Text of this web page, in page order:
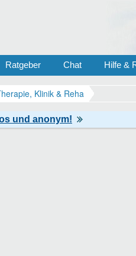
Ratgeber Chat Hilfe &
Klinik & Reha